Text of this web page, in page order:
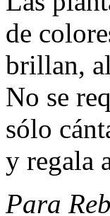
de
brillan,
No se
sólo
y regala
Para